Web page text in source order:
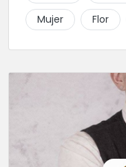
Mujer
Flor